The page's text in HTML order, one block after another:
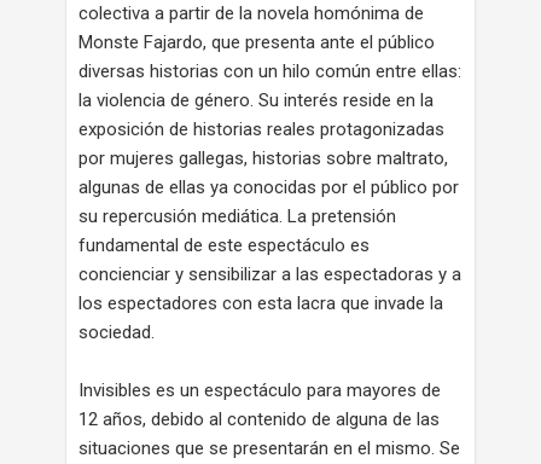
colectiva a partir de la novela homónima de
Monste Fajardo, que presenta ante el público
diversas historias con un hilo común entre ellas:
la violencia de género. Su interés reside en la
exposición de historias reales protagonizadas
por mujeres gallegas, historias sobre maltrato,
algunas de ellas ya conocidas por el público por
su repercusión mediática. La pretensión
fundamental de este espectáculo es
concienciar y sensibilizar a las espectadoras y a
los espectadores con esta lacra que invade la
sociedad.
Invisibles es un espectáculo para mayores de
12 años, debido al contenido de alguna de las
situaciones que se presentarán en el mismo. Se